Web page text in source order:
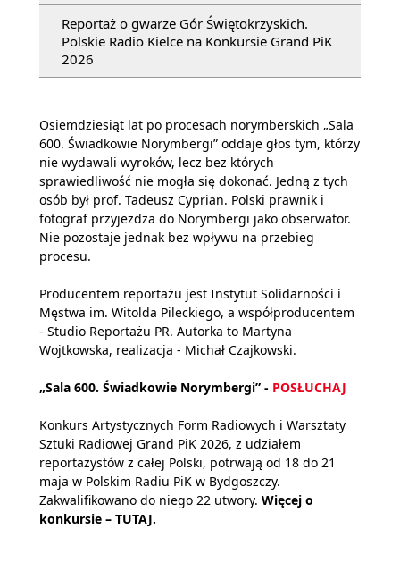
Reportaż o gwarze Gór Świętokrzyskich.
Polskie Radio Kielce na Konkursie Grand PiK
2026
Osiemdziesiąt lat po procesach norymberskich „Sala
600. Świadkowie Norymbergi” oddaje głos tym, którzy
nie wydawali wyroków, lecz bez których
sprawiedliwość nie mogła się dokonać. Jedną z tych
osób był prof. Tadeusz Cyprian. Polski prawnik i
fotograf przyjeżdża do Norymbergi jako obserwator.
Nie pozostaje jednak bez wpływu na przebieg
procesu.
Producentem reportażu jest Instytut Solidarności i
Męstwa im. Witolda Pileckiego, a współproducentem
- Studio Reportażu PR. Autorka to Martyna
Wojtkowska, realizacja - Michał Czajkowski.
„Sala 600. Świadkowie Norymbergi” - POSŁUCHAJ
Konkurs Artystycznych Form Radiowych i Warsztaty
Sztuki Radiowej Grand PiK 2026, z udziałem
reportażystów z całej Polski, potrwają od 18 do 21
maja w Polskim Radiu PiK w Bydgoszczy.
Zakwalifikowano do niego 22 utwory. Więcej o
konkursie – TUTAJ.